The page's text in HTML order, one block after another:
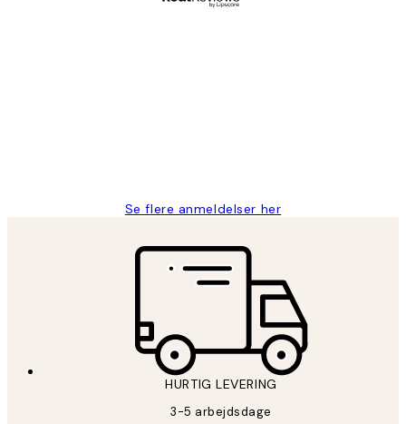
Se flere anmeldelser her
HURTIG LEVERING
3-5 arbejdsdage